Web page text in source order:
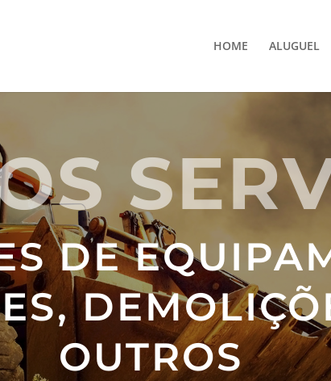
HOME ALUGUEL
DE
OUTROS